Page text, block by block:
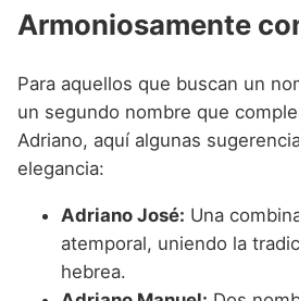
Armoniosamente
Para aquellos que buscan un
un segundo nombre que
Adriano, aquí algunas
elegancia:
Adriano José: Una
atemporal, uniendo la
hebrea.